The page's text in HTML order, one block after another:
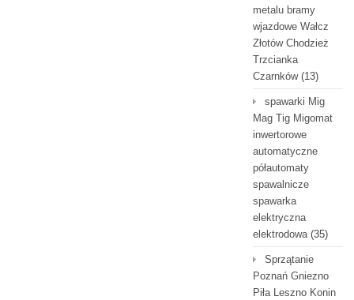
metalu bramy
wjazdowe Wałcz
Złotów Chodzież
Trzcianka
Czarnków(13)
spawarki Mig
Mag Tig Migomat
inwertorowe
automatyczne
półautomaty
spawalnicze
spawarka
elektryczna
elektrodowa(35)
Sprzątanie
Poznań Gniezno
Piła Leszno Konin